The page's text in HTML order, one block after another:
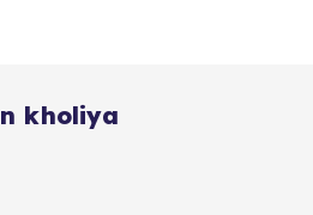
kholiya